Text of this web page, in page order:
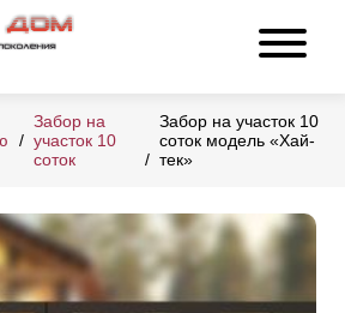
Забор на
участок 10
соток
Забор на участок 10
соток модель «Хай-
тек»